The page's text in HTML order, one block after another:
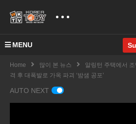
MENU
Home 많이 본 뉴스
알링턴 주택에서
격 후 대폭발로 가옥 파괴 ‘밤샘 공포’
AUTO NEXT